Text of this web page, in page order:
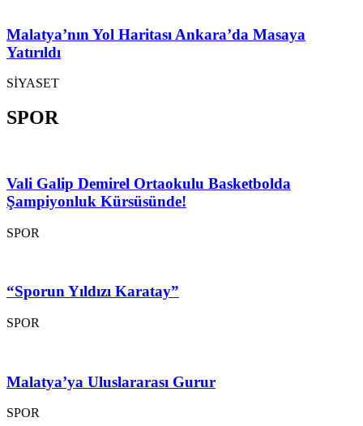
Malatya’nın Yol Haritası Ankara’da Masaya
Yatırıldı
SİYASET
SPOR
Vali Galip Demirel Ortaokulu Basketbolda
Şampiyonluk Kürsüsünde!
SPOR
“Sporun Yıldızı Karatay”
SPOR
Malatya’ya Uluslararası Gurur
SPOR